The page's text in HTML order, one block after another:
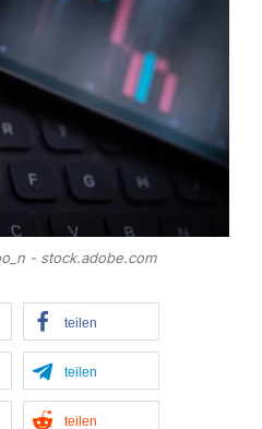
- stock.adobe.com
teilen
teilen
teilen